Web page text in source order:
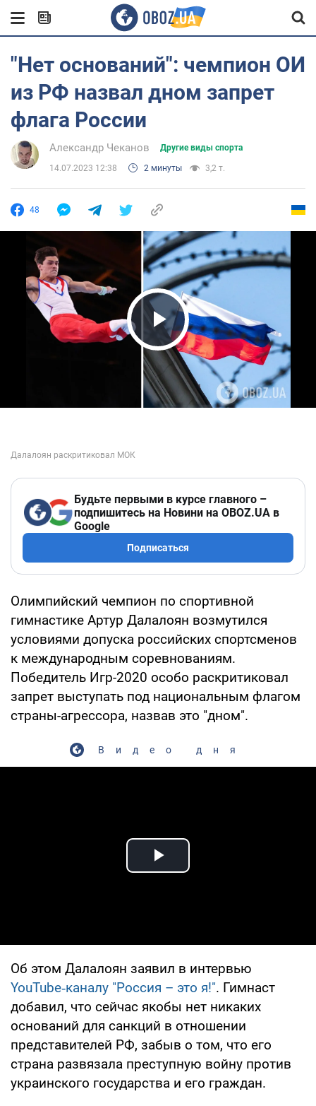
"Нет оснований": чемпион ОИ
из РФ назвал дном запрет
флага России
Александр Чеканов Другие виды спорта
14.07.2023 12:38 2 минуты 3,2 т.
48
Play Video
Будьте первыми в курсе главного –
подпишитесь на Новини на OBOZ.UA в
Google
Подписаться
Олимпийский чемпион по спортивной
гимнастике Артур Далалоян возмутился
условиями допуска российских спортсменов
к международным соревнованиям.
Победитель Игр-2020 особо раскритиковал
запрет выступать под национальным флагом
страны-агрессора, назвав это "дном".
Видео дня
Play Video
Об этом Далалоян заявил в интервью
YouTube‑каналу "Россия – это я!". Гимнаст
добавил, что сейчас якобы нет никаких
оснований для санкций в отношении
представителей РФ, забыв о том, что его
страна развязала преступную войну против
украинского государства и его граждан.